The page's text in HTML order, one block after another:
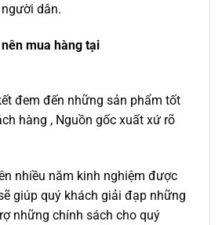
dân.
mua hàng tại
đem đến những sản phẩm tốt
hàng , Nguồn gốc xuất xứ rõ
nhiều năm kinh nghiệm được
giúp quý khách giải đạp những
những chính sách cho quý